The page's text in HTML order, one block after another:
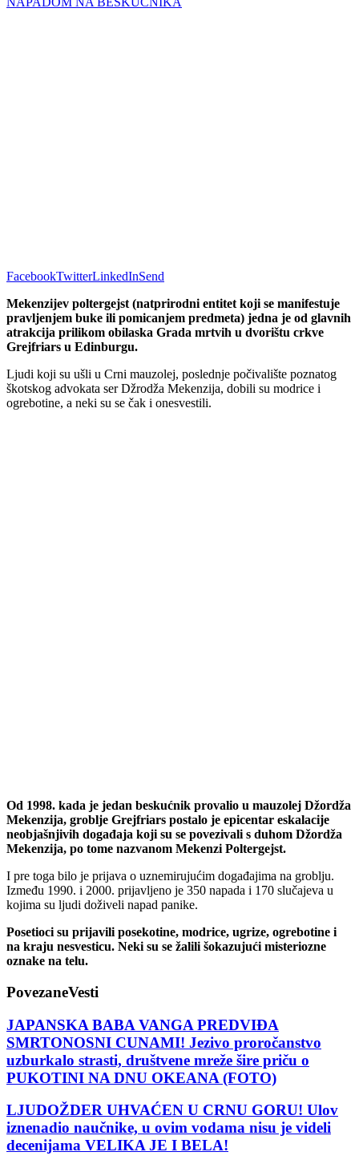
FacebookTwitterLinkedInSend
Mekenzijev poltergejst (natprirodni entitet koji se manifestuje
pravljenjem buke ili pomicanjem predmeta) jedna je od glavnih
atrakcija prilikom obilaska Grada mrtvih u dvorištu crkve
Grejfriars u Edinburgu.
Ljudi koji su ušli u Crni mauzolej, poslednje počivalište poznatog
škotskog advokata ser Džrodža Mekenzija, dobili su modrice i
ogrebotine, a neki su se čak i onesvestili.
Od 1998. kada je jedan beskućnik provalio u mauzolej Džordža
Mekenzija, groblje Grejfriars postalo je epicentar eskalacije
neobjašnjivih događaja koji su se povezivali s duhom Džordža
Mekenzija, po tome nazvanom Mekenzi Poltergejst.
I pre toga bilo je prijava o uznemirujućim događajima na groblju.
Između 1990. i 2000. prijavljeno je 350 napada i 170 slučajeva u
kojima su ljudi doživeli napad panike.
Posetioci su prijavili posekotine, modrice, ugrize, ogrebotine i
na kraju nesvesticu. Neki su se žalili šokazujući misteriozne
oznake na telu.
PovezaneVesti
JAPANSKA BABA VANGA PREDVIĐA
SMRTONOSNI CUNAMI! Jezivo proročanstvo
uzburkalo strasti, društvene mreže šire priču o
PUKOTINI NA DNU OKEANA (FOTO)
LJUDOŽDER UHVAĆEN U CRNU GORU! Ulov
iznenadio naučnike, u ovim vodama nisu je videli
decenijama VELIKA JE I BELA!